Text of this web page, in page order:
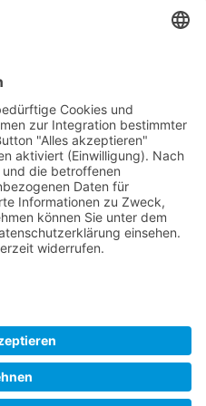
von 1894 e.V.
-19055 Schwerin
Segler-Verein von 1894
5 81 08 25
5 81 08 26